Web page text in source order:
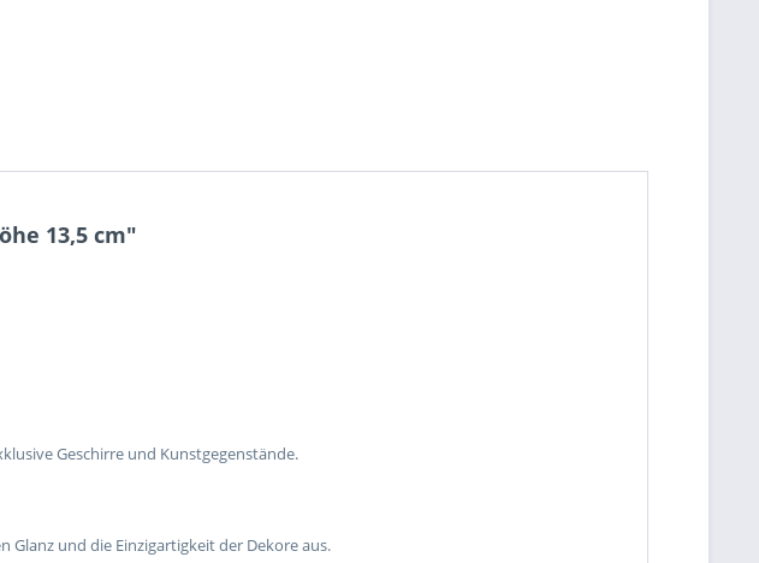
13,5 cm"
Geschirre und Kunstgegenstände.
Glanz und die Einzigartigkeit der Dekore aus.